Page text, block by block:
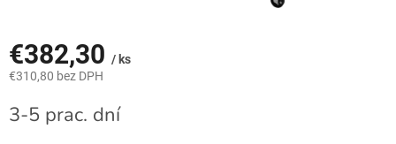
€382,30 / ks
€310,80 bez DPH
cena:
3-5 prac. dní